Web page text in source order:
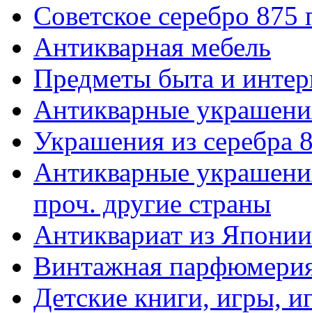
Советское серебро
Антикварная мебель
Предметы быта и
Антикварные
Украшения из серебра
Антикварные
проч. другие страны
Антиквариат из
Винтажная
Детские книги, игры,